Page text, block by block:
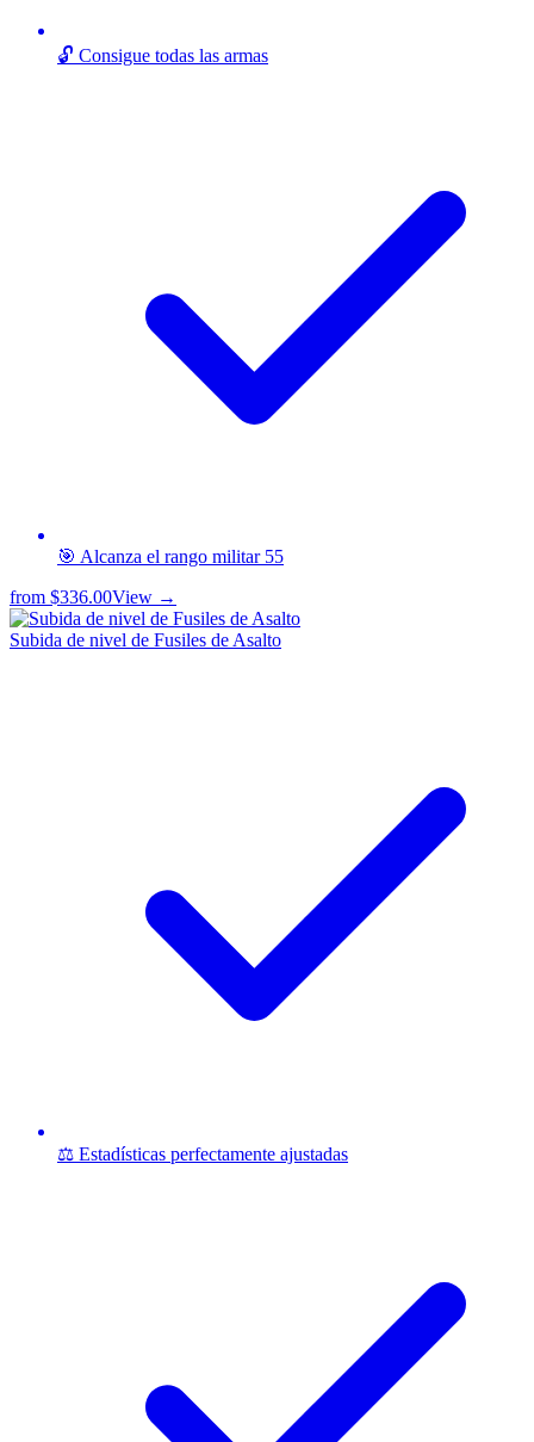
🔓 Consigue todas las armas
🎯 Alcanza el rango militar 55
from $336.00View →
Subida de nivel de Fusiles de Asalto
⚖️ Estadísticas perfectamente ajustadas